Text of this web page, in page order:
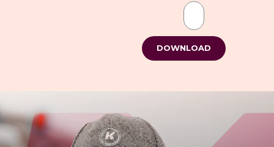
DOWNLOAD